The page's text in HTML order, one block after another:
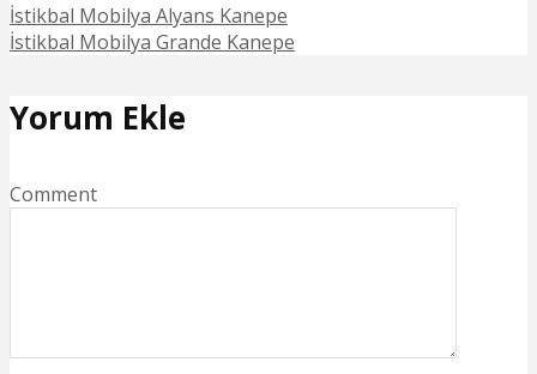
İstikbal Mobilya Alyans Kanepe
İstikbal Mobilya Grande Kanepe
Yorum Ekle
Comment